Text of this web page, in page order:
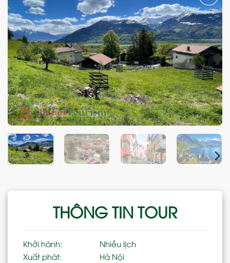
Add
to
wishlist
THÔNG TIN TOUR
Khởi hành:
Nhiều lịch
Xuất phát:
Hà Nội